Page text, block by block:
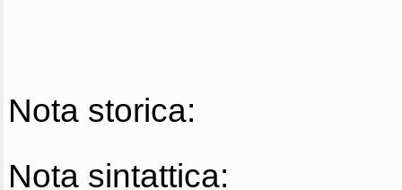
Nota storica:
Nota sintattica: